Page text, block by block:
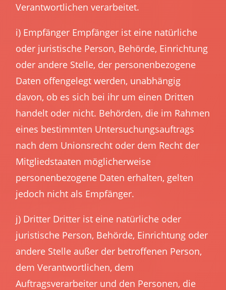
Verantwortlichen verarbeitet.
i) Empfänger Empfänger ist eine natürliche
oder juristische Person, Behörde, Einrichtung
oder andere Stelle, der personenbezogene
Daten offengelegt werden, unabhängig
davon, ob es sich bei ihr um einen Dritten
handelt oder nicht. Behörden, die im Rahmen
eines bestimmten Untersuchungsauftrags
nach dem Unionsrecht oder dem Recht der
Mitgliedstaaten möglicherweise
personenbezogene Daten erhalten, gelten
jedoch nicht als Empfänger.
j) Dritter Dritter ist eine natürliche oder
juristische Person, Behörde, Einrichtung oder
andere Stelle außer der betroffenen Person,
dem Verantwortlichen, dem
Auftragsverarbeiter und den Personen, die